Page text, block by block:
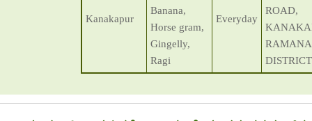
Kanakapur
Banana,
Horse gram,
Gingelly,
Ragi
Everyday
ROAD,
DISTRICT